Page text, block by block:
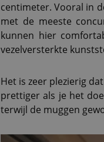
centimeter. Vooral in
met de meeste
kunnen hier
vezelversterkte
Het is zeer plezierig
prettiger als je het
terwijl de muggen